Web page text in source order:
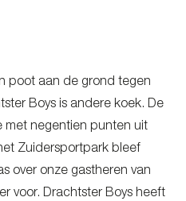
poot aan de grond tegen
Boys is andere koek. De
met negentien punten uit
Zuidersportpark bleef
over onze gastheren van
voor. Drachtster Boys heeft